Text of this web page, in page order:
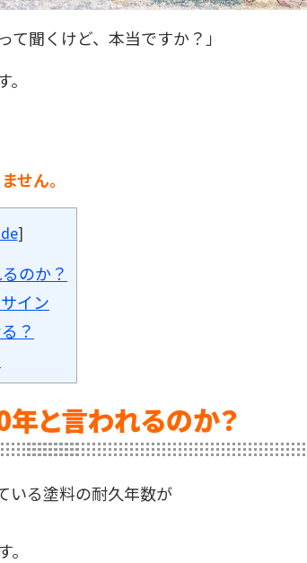
て聞くけど、本当ですか？」
せん。
]
のか？
イン
？
と言われるのか？
いる塗料の耐久年数が